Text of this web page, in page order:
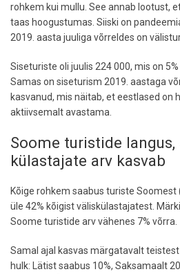
rohkem kui mullu. See annab lootust,
taas hoogustumas. Siiski on
2019. aasta juuliga võrreldes on
Siseturiste oli juulis 224 000, mis on
Samas on siseturism 2019. aastaga
kasvanud, mis näitab, et eestlased on
aktiivsemalt avastama.
Soome turistide
külastajate arv kasvab
Kõige rohkem saabus turiste
üle 42% kõigist väliskülastajatest.
Soome turistide arv vähenes 7% võrra.
Samal ajal kasvas märgatavalt
hulk: Lätist saabus 10%, Saksamaalt